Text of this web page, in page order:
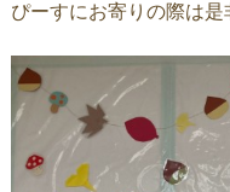
ぴーすにお寄りの際は